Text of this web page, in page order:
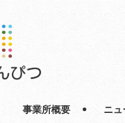
事業所概要 ニ